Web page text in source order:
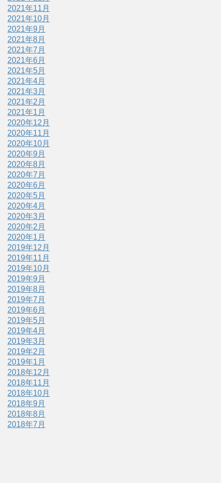
2021年11月
2021年10月
2021年9月
2021年8月
2021年7月
2021年6月
2021年5月
2021年4月
2021年3月
2021年2月
2021年1月
2020年12月
2020年11月
2020年10月
2020年9月
2020年8月
2020年7月
2020年6月
2020年5月
2020年4月
2020年3月
2020年2月
2020年1月
2019年12月
2019年11月
2019年10月
2019年9月
2019年8月
2019年7月
2019年6月
2019年5月
2019年4月
2019年3月
2019年2月
2019年1月
2018年12月
2018年11月
2018年10月
2018年9月
2018年8月
2018年7月